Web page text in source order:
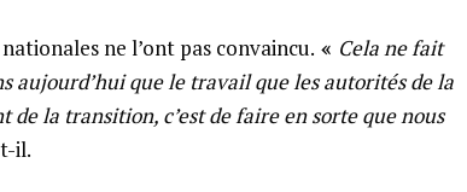
ne l’ont pas convaincu. « Cela ne fait
aujourd’hui que le travail que les autorités de la
la transition, c’est de faire en sorte que nous
il.